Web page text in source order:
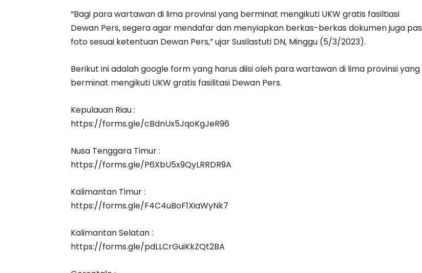
“Bagi para wartawan di lima provinsi yang berminat mengikuti UKW gratis fasiltiasi
Dewan Pers, segera agar mendafar dan menyiapkan berkas-berkas dokumen juga pas
foto sesuai ketentuan Dewan Pers,” ujar Susilastuti DN, Minggu (5/3/2023).
Berikut ini adalah google form yang harus diisi oleh para wartawan di lima provinsi yang
berminat mengikuti UKW gratis fasilitasi Dewan Pers.
Kepulauan Riau :
https://forms.gle/cBdnUx5JqoKgJeR96
Nusa Tenggara Timur :
https://forms.gle/P6XbU5x9QyLRRDR9A
Kalimantan Timur :
https://forms.gle/F4C4uBoF1XiaWyNk7
Kalimantan Selatan :
https://forms.gle/pdLLCrGuiKkZQt2BA